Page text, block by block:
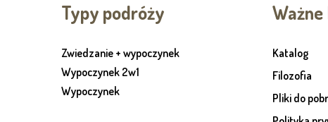
Typy podróży
Zwiedzanie + wypoczynek
Wypoczynek 2w1
Wypoczynek
Katalog
Filozofia
Pliki do